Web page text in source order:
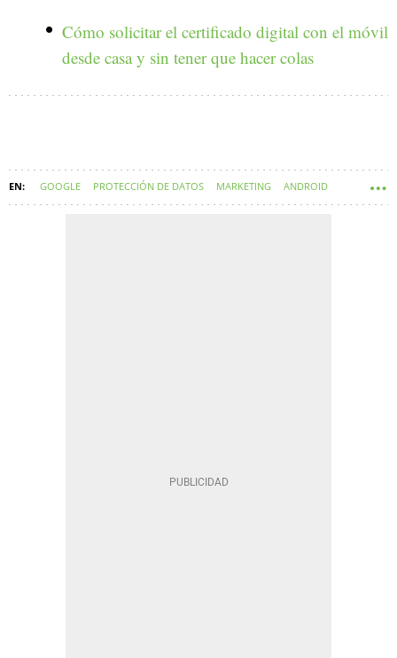
Cómo solicitar el certificado digital con el móvil
desde casa y sin tener que hacer colas
GOOGLE PROTECCIÓN DE DATOS MARKETING ANDROID